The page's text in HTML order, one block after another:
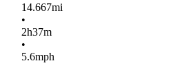
14.667mi
•
2h37m
•
5.6mph